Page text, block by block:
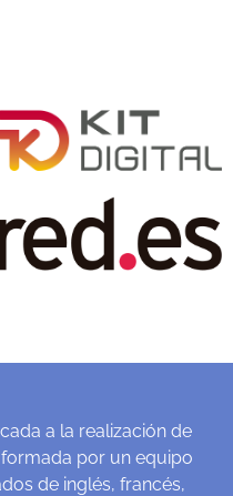
a la realización de
por un equipo
de inglés, francés,